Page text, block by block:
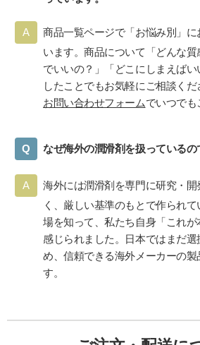
商品一覧ページで「お悩み別」
います。商品について「どんな
でいいの？」「どこにしまえばい
したことでもお気軽にご相談くだ
お問い合わせフォームでいつでも
なぜ海外の潤滑剤を扱っているの
海外には潤滑剤を専門に研究・
く、厳しい基準のもとで作られ
場を知って、私たち自身「これが
感じられました。日本ではまだ
め、信頼できる海外メーカーの製
す。